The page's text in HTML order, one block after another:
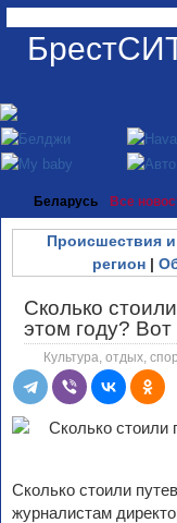
Беларусь Все
Происшествия
регион |
Сколько
этом году?
Культура, отдых,
Сколько стоили
журналистам